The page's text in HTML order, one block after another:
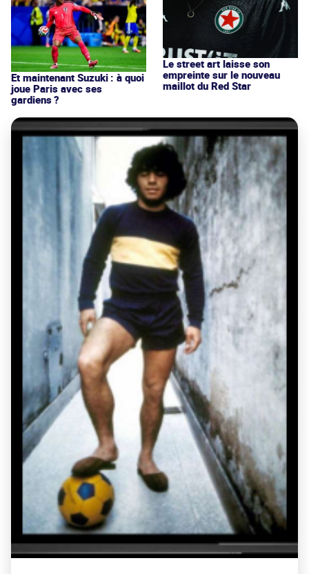
Et maintenant Suzuki : à quoi
joue Paris avec ses
gardiens ?
Le street art laisse son
empreinte sur le nouveau
maillot du Red Star